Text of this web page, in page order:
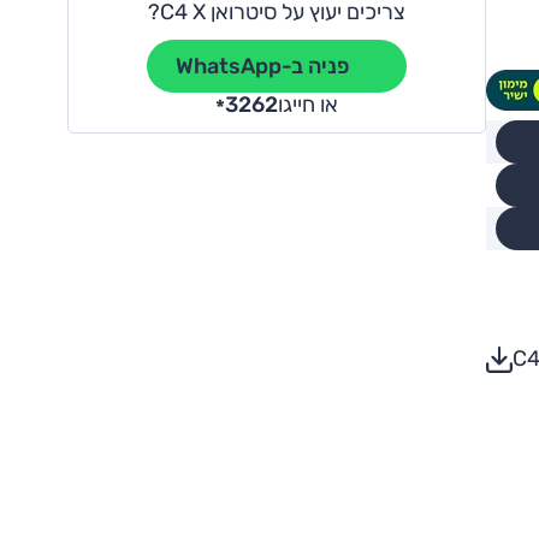
צריכים יעוץ על סיטרואן C4 X?
פניה ב-WhatsApp
או חייגו
*3262